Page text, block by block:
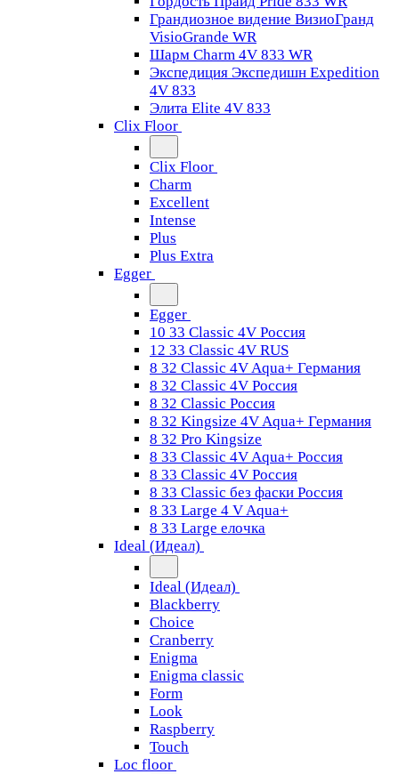
Грандиозное видение ВизиоГранд
VisioGrande WR
Шарм Charm 4V 833 WR
Экспедиция Экспедишн Expedition
4V 833
Элита Elite 4V 833
Clix Floor
Clix Floor
Charm
Excellent
Intense
Plus
Plus Extra
Egger
Egger
10 33 Classic 4V Россия
12 33 Classic 4V RUS
8 32 Classic 4V Aqua+ Германия
8 32 Classic 4V Россия
8 32 Classic Россия
8 32 Kingsize 4V Aqua+ Германия
8 32 Pro Kingsize
8 33 Classic 4V Aqua+ Россия
8 33 Classic 4V Россия
8 33 Classic без фаски Россия
8 33 Large 4 V Aqua+
8 33 Large елочка
Ideal (Идеал)
Ideal (Идеал)
Blackberry
Choice
Cranberry
Enigma
Enigma classic
Form
Look
Raspberry
Touch
Loc floor